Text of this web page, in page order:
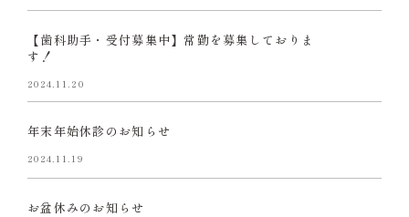
【歯科助手・受付募集中】常勤を募集しておりま
す！
2024.11.20
年末年始休診のお知らせ
2024.11.19
お盆休みのお知らせ